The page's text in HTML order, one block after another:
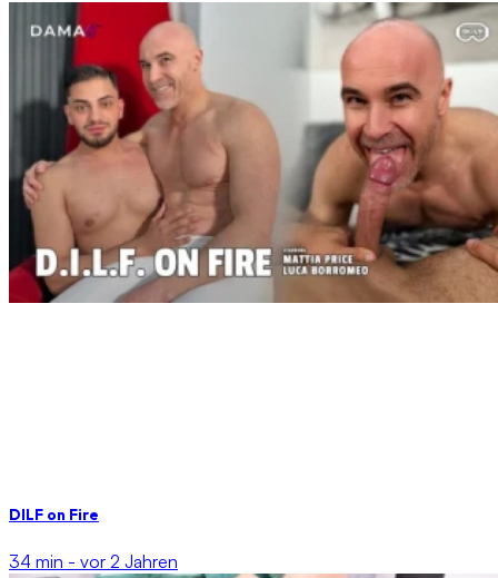
DILF on Fire
34 min - vor 2 Jahren